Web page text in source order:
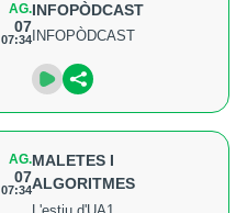
AG.
07
07:34
INFOPÒDCAST
INFOPÒDCAST
AG.
07
07:34
MALETES I
ALGORITMES
L'estiu d'UA1